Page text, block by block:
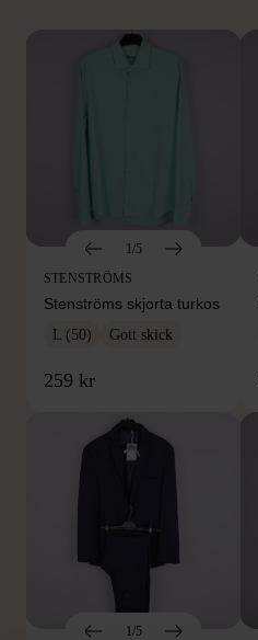
1/5
STENSTRÖMS
Stenströms skjorta turkos
L (50) Gott skick
259 kr
1/5